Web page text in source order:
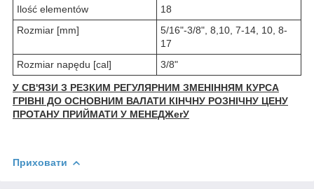
Ilość elementów
18
Rozmiar [mm]
5/16"-3/8", 8,10, 7-14, 10, 8-
17
Rozmiar napędu [cal]
3/8"
У СВ'ЯЗИ З РЕЗКИМ РЕГУЛЯРНИМ ЗМЕНІННЯМ КУРСА
ГРІВНІ ДО ОСНОВНИМ ВАЛАТИ КІНЧНУ РОЗНІЧНУ ЦЕНУ
ПРОТАНУ ПРИЙМАТИ У МЕНЕДЖerУ
Приховати